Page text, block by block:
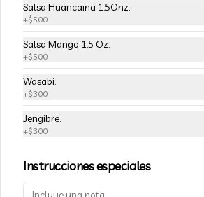
Términos y condiciones
Política de privacidad
Redes sociales
Instagram
Mi cuenta
Salsa Huancaina 1.5Onz.
+$500
Salsa Mango 1.5 Oz.
+$500
Wasabi.
+$300
Jengibre.
+$300
Instrucciones especiales